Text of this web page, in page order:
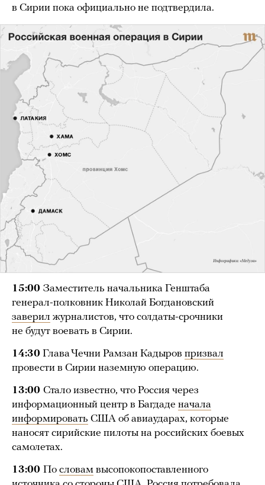
в Сирии пока официально не подтвердила.
15:00 Заместитель начальника Генштаба
генерал-полковник Николай Богдановский
заверил журналистов, что солдаты-срочники
не будут воевать в Сирии.
14:30 Глава Чечни Рамзан Кадыров призвал
провести в Сирии наземную операцию.
13:00 Стало известно, что Россия через
информационный центр в Багдаде начала
информировать США об авиаударах, которые
наносят сирийские пилоты на российских боевых
самолетах.
13:00 По словам высопокопоставленного